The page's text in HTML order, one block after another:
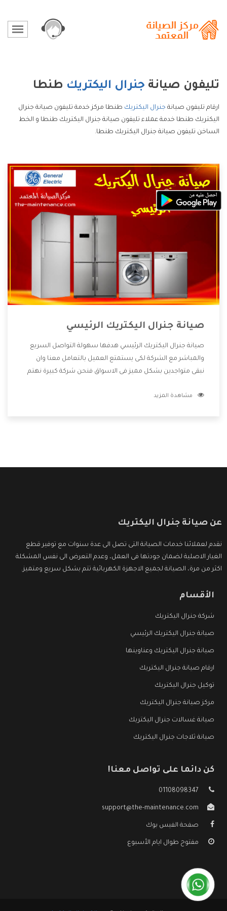
تليفون صيانة جنرال اليكتريك طنطا
ارقام تليفون صيانة جنرال اليكتريك طنطا مركز خدمة تليفون صيانة جنرال
اليكتريك طنطا خدمة عملاء تليفون صيانة جنرال اليكتريك طنطا و الخط
الساخن تليفون صيانة جنرال اليكتريك طنطا.
صيانة جنرال اليكتريك الرئيسي
صيانة جنرال اليكتريك الرئيسي هدفها سهولة التواصل السريع
والمباشر مع الشركة لكى يستمتع العميل بالتعامل معنا وان
نبقى متواجدين بشكل مميز فى الاسواق فنحن شركة كبيرة نهتم
الشركة بها والتى تكون منها خدمة الصيانة التى تكون من أهم
مشاهدة المزيد
عن صيانة جنرال اليكتريك
نقدم لعملائنا خدمات الصيانة التى تصل الى عدة سنوات مع توفير قطع
الغيار الاصلية لضمان جودتها فى العمل، وعدم التعرض الى نفس المشكلة
اكثر من مرة، الصيانة لجميع الاجهزة الكهربائية تتم بشكل سريع ومتميز.
الأقسام
شركة جنرال اليكتريك
صيانة جنرال اليكتريك الرئيسي
صيانة جنرال اليكتريك وعناوينها
ارقام صيانة جنرال اليكتريك
توكيل جنرال اليكتريك
مركز صيانة جنرال اليكتريك
صيانة غسالات جنرال اليكتريك
صيانة ثلاجات جنرال اليكتريك
كن دائما على تواصل معنا!
01108098347
support@the-maintenance.com
صفحة الفيس بوك
مفتوح طوال ايام الأسبوع